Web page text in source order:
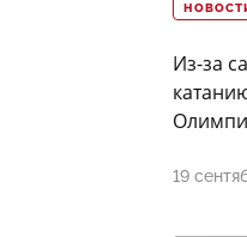
Из-за
19